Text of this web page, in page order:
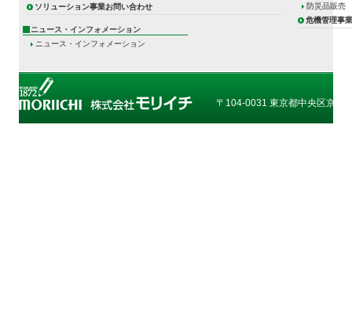
ソリューション事業お問い合わせ
防災品販売
危機管理事
ニュース・インフォメーション
ニュース・インフォメーション
〒104-0031 東京都中央区京